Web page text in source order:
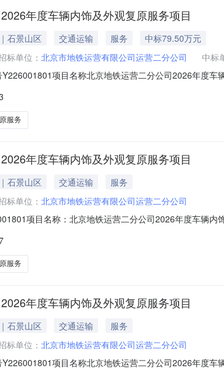
年度车辆内饰及外观复原服务项目
石景山区 交通运输 服务
中标79.50万元
标单位： 北京市地铁运营有限公司运营二分公司 中标
项目名称北京地铁运营二分公司2026年度
金额(含税，元)0.00成交公司北京峰鹏腾飞科贸有限公
服务
年度车辆内饰及外观复原服务项目
石景山区 交通运输
服务
标单位： 北京市地铁运营有限公司运营二分公司
项目名称：北京地铁运营二分公司2026年度车辆
或单一来源采购说明）：1.应在中华人民共和国境内注
服务
年度车辆内饰及外观复原服务项目
石景山区 交通运输
服务
标单位： 北京市地铁运营有限公司运营二分公司
项目名称北京地铁运营二分公司2026年度